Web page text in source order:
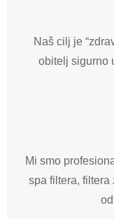
Naš cilj je
obitelj sigurno
Mi smo
spa filtera, filtera